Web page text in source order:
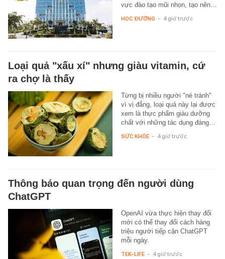
vực đào tạo mũi nhọn, tạo nên…
HỌC ĐƯỜNG - 4 giờ trước
Loại quả "xấu xí" nhưng giàu vitamin, cứ
ra chợ là thấy
Từng bị nhiều người "né tránh"
vì vị đắng, loại quả này lại được
xem là thực phẩm giàu dưỡng
chất với những tác dụng đáng…
SỨC KHỎE - 4 giờ trước
Thông báo quan trọng đến người dùng
ChatGPT
OpenAI vừa thực hiện thay đổi
mới có thể thay đổi cách hàng
triệu người tiếp cận ChatGPT
mỗi ngày.
TEK-LIFE - 4 giờ trước